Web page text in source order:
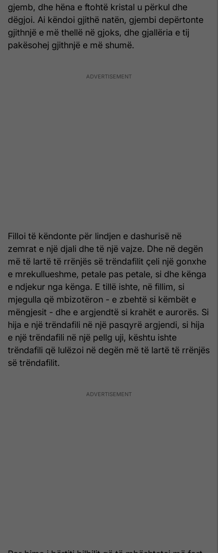
gjemb, dhe hëna e ftohtë kristal u përkul dhe
dëgjoi. Ai këndoi gjithë natën, gjembi depërtonte
gjithnjë e më thellë në gjoks, dhe gjallëria e tij
pakësohej gjithnjë e më shumë.
Filloi të këndonte për lindjen e dashurisë në
zemrat e një djali dhe të një vajze. Dhe në degën
më të lartë të rrënjës së trëndafilit çeli një gonxhe
e mrekullueshme, petale pas petale, si dhe kënga
e ndjekur nga kënga. E tillë ishte, në fillim, si
mjegulla që mbizotëron - e zbehtë si këmbët e
mëngjesit - dhe e argjendtë si krahët e aurorës. Si
hija e një trëndafili në një pasqyrë argjendi, si hija
e një trëndafili në një pellg uji, kështu ishte
trëndafili që lulëzoi në degën më të lartë të rrënjës
së trëndafilit.